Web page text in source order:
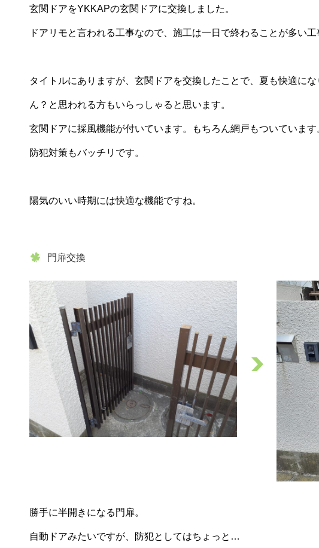
玄関ドアをYKKAPの玄関ドアに交換しました。
ドアリモと言われる工事なので、施工は一日で終わることが多い
タイトルにありますが、玄関ドアを交換したことで、夏も快適に
ん？と思われる方もいらっしゃると思います。
玄関ドアに採風機能が付いています。もちろん網戸もついています
防犯対策もバッチリです。
陽気のいい時期には快適な機能ですね。
門扉交換
勝手に半開きになる門扉。
自動ドアみたいですが、防犯としてはちょっと…